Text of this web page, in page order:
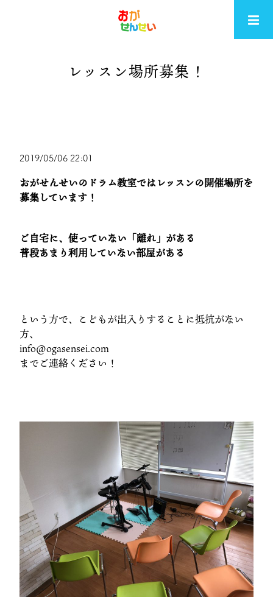
レッスン場所募集！
2019/05/06 22:01
おがせんせいのドラム教室ではレッスンの開催場所を
募集しています！
ご自宅に、使っていない「離れ」がある
普段あまり利用していない部屋がある
という方で、こどもが出入りすることに抵抗がない
方、
info@ogasensei.com
までご連絡ください！